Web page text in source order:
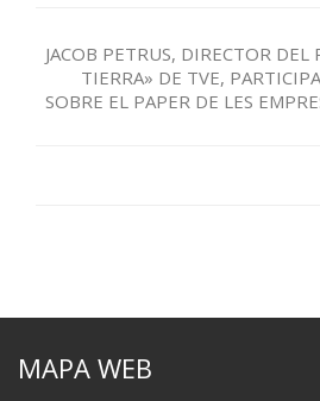
JACOB PETRUS, DIRECTOR
TIERRA» DE TVE,
SOBRE EL PAPER DE LES
MAPA WEB